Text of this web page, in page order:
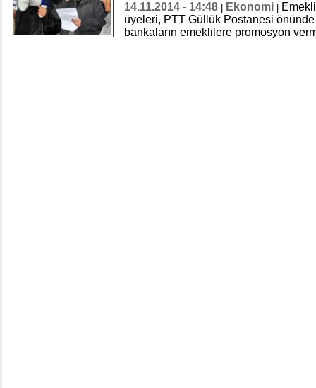
14.11.2014 - 14:48 Ekonomi
üyeleri, PTT Güllük Postanesi önünde
bankaların emeklilere promosyon